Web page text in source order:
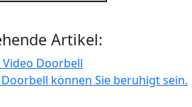
Artikel:
Doorbell
können Sie beruhigt sein.